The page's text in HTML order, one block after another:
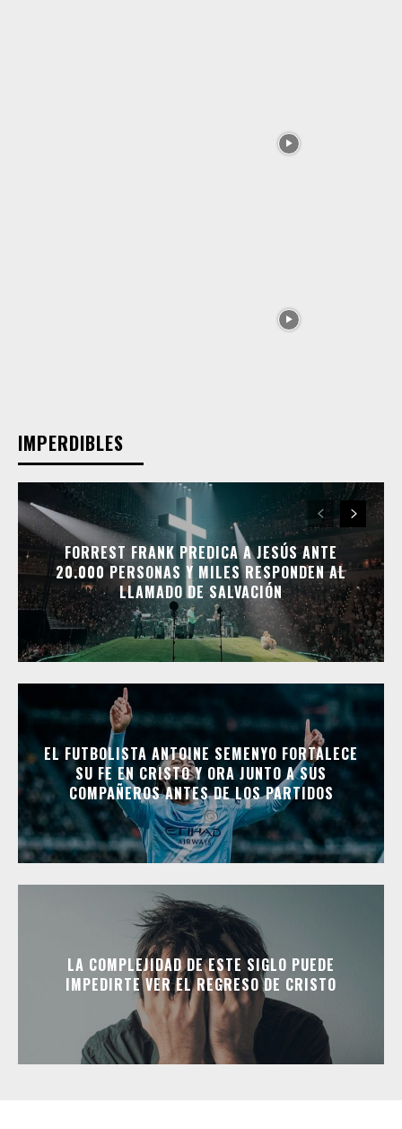
IMPERDIBLES
FORREST FRANK PREDICA A JESÚS ANTE
20.000 PERSONAS Y MILES RESPONDEN AL
LLAMADO DE SALVACIÓN
EL FUTBOLISTA ANTOINE SEMENYO FORTALECE
SU FE EN CRISTO Y ORA JUNTO A SUS
COMPAÑEROS ANTES DE LOS PARTIDOS
LA COMPLEJIDAD DE ESTE SIGLO PUEDE
IMPEDIRTE VER EL REGRESO DE CRISTO